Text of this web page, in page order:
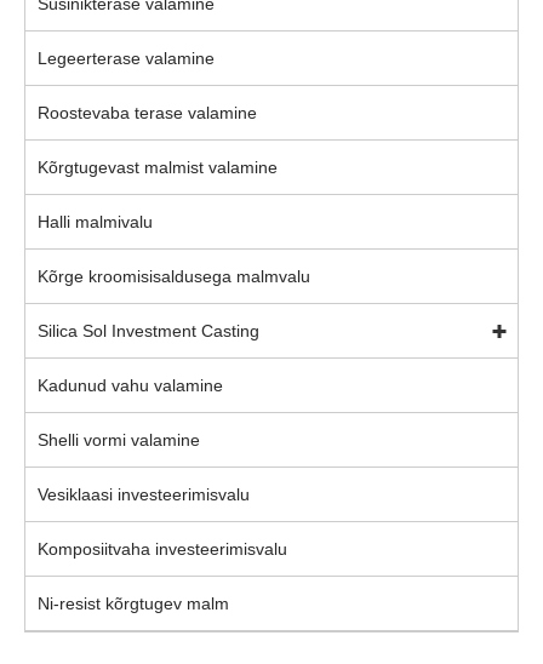
Legeerterase valamine
Roostevaba terase valamine
Kõrgtugevast malmist valamine
Halli malmivalu
Kõrge kroomisisaldusega malmvalu
Silica Sol Investment Casting
Kadunud vahu valamine
Shelli vormi valamine
Vesiklaasi investeerimisvalu
Komposiitvaha investeerimisvalu
Ni-resist kõrgtugev malm